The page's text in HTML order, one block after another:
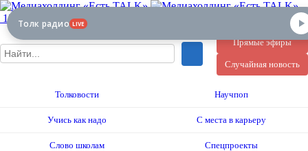
12+
Прямые эфиры
Случайная новость
Толковости Научпоп
Учись как надо С места в карьеру
Слово школам Спецпроекты
Толк радио LIVE